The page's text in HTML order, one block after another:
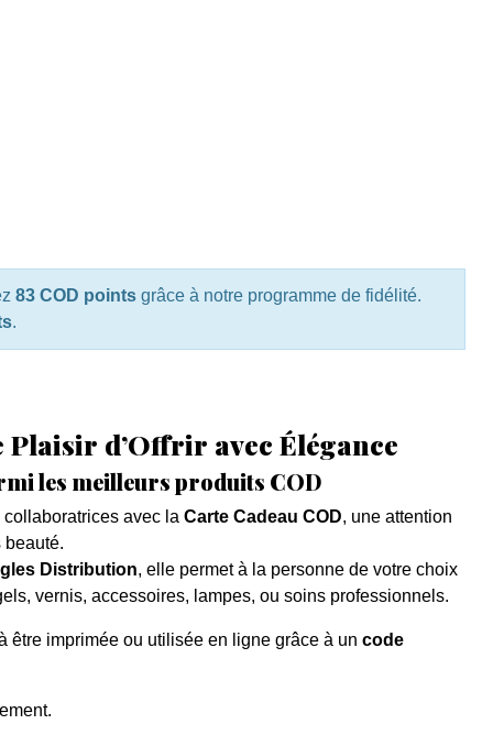
83 COD pointsgrâce à notre programme de fidélité.
.
Plaisir d’Offrir avec Élégance
les meilleurs produits COD
avec la Carte Cadeau COD, une attention
beauté.
Distribution, elle permet à la personne de votre choix
vernis, accessoires, lampes, ou soins professionnels.
être imprimée ou utilisée en ligne grâce à un code